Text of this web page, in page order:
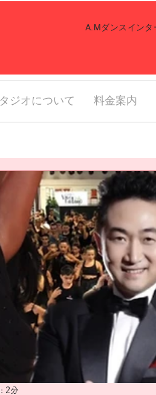
​A.Mダンスイン
ジオについて 料金案内
2分